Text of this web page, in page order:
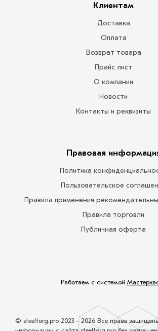
Клиентам
Доставка
Оплата
Возврат товара
Прайс лист
О компании
Новости
Контакты и реквизиты
Правовая
Политика
Пользовательское
Правила применения
Правила торговли
Публичная оферта
Работаем с системой
© steeltorg.pro 2023 - 2026 Все права